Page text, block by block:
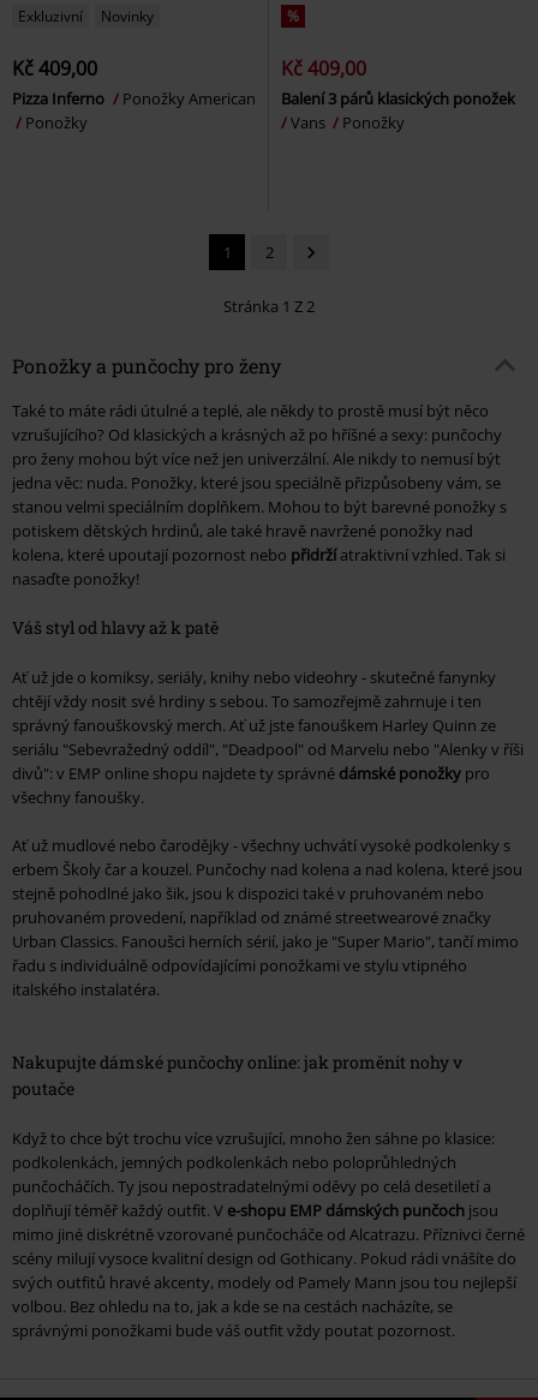
Exkluzivní Novinky
Kč 409,00
Pizza Inferno
Ponožky American
Ponožky
%
Kč 409,00
Balení 3 párů klasických ponožek
Vans
Ponožky
1 2
Stránka 1 Z 2
Ponožky a punčochy pro ženy
Také to máte rádi útulné a teplé, ale někdy to prostě musí být něco
vzrušujícího? Od klasických a krásných až po hříšné a sexy: punčochy
pro ženy mohou být více než jen univerzální. Ale nikdy to nemusí být
jedna věc: nuda. Ponožky, které jsou speciálně přizpůsobeny vám, se
stanou velmi speciálním doplňkem. Mohou to být barevné ponožky s
potiskem dětských hrdinů, ale také hravě navržené ponožky nad
kolena, které upoutají pozornost nebo přidržíatraktivní vzhled. Tak si
nasaďte ponožky!
Váš styl od hlavy až k patě
Ať už jde o komiksy, seriály, knihy nebo videohry - skutečné fanynky
chtějí vždy nosit své hrdiny s sebou. To samozřejmě zahrnuje i ten
správný fanouškovský merch. Ať už jste fanouškem Harley Quinn ze
seriálu "Sebevražedný oddíl", "Deadpool" od Marvelu nebo "Alenky v říši
divů": v EMP online shopu najdete ty správné dámské ponožky pro
všechny fanoušky.
Ať už mudlové nebo čarodějky - všechny uchvátí vysoké podkolenky s
erbem Školy čar a kouzel. Punčochy nad kolena a nad kolena, které jsou
stejně pohodlné jako šik, jsou k dispozici také v pruhovaném nebo
pruhovaném provedení, například od známé streetwearové značky
Urban Classics. Fanoušci herních sérií, jako je "Super Mario", tančí mimo
řadu s individuálně odpovídajícími ponožkami ve stylu vtipného
italského instalatéra.
Nakupujte dámské punčochy online: jak proměnit nohy v
poutače
Když to chce být trochu více vzrušující, mnoho žen sáhne po klasice:
podkolenkách, jemných podkolenkách nebo poloprůhledných
punčocháčích. Ty jsou nepostradatelnými oděvy po celá desetiletí a
doplňují téměř každý outfit. V e-shopu EMP dámských punčoch jsou
mimo jiné diskrétně vzorované punčocháče od Alcatrazu. Příznivci černé
scény milují vysoce kvalitní design od Gothicany. Pokud rádi vnášíte do
svých outfitů hravé akcenty, modely od Pamely Mann jsou tou nejlepší
volbou. Bez ohledu na to, jak a kde se na cestách nacházíte, se
správnými ponožkami bude váš outfit vždy poutat pozornost.